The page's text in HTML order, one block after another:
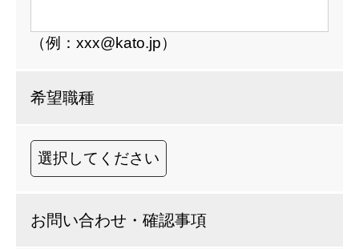
（例：xxx@kato.jp）
希望職種
お問い合わせ・確認事項